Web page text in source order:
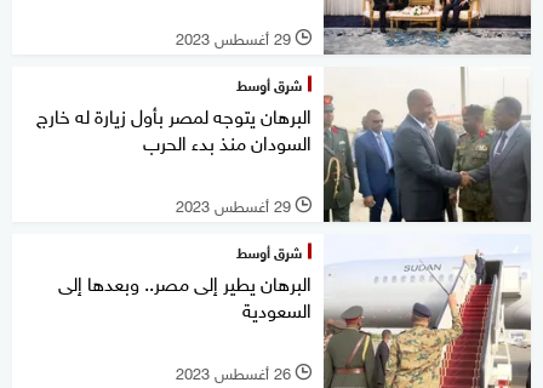
l 29 أغسطس 2023
شرق أوسط
البرهان يتوجه لمصر بأول زيارة له خارج
السودان منذ بدء الحرب
l 29 أغسطس 2023
شرق أوسط
البرهان يطير إلى مصر.. وبعدها إلى
السعودية
l 26 أغسطس 2023